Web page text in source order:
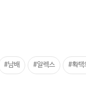
#남배 #알렉스 #확택